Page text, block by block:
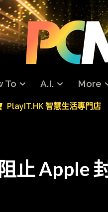
To A.I. More
PlayIT.HK 智慧生活專門店
止